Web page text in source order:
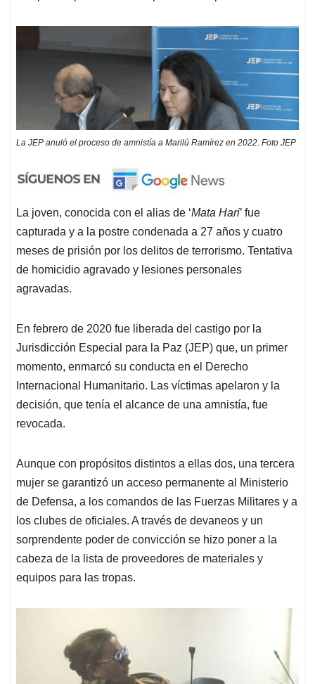
La JEP anuló el proceso de amnistía a Marilú Ramírez en 2022. Foto JEP
La joven, conocida con el alias de ‘Mata Hari’ fue
capturada y a la postre condenada a 27 años y cuatro
meses de prisión por los delitos de terrorismo. Tentativa
de homicidio agravado y lesiones personales
agravadas.
En febrero de 2020 fue liberada del castigo por la
Jurisdicción Especial para la Paz (JEP) que, un primer
momento, enmarcó su conducta en el Derecho
Internacional Humanitario. Las víctimas apelaron y la
decisión, que tenía el alcance de una amnistía, fue
revocada.
Aunque con propósitos distintos a ellas dos, una tercera
mujer se garantizó un acceso permanente al Ministerio
de Defensa, a los comandos de las Fuerzas Militares y a
los clubes de oficiales. A través de devaneos y un
sorprendente poder de convicción se hizo poner a la
cabeza de la lista de proveedores de materiales y
equipos para las tropas.